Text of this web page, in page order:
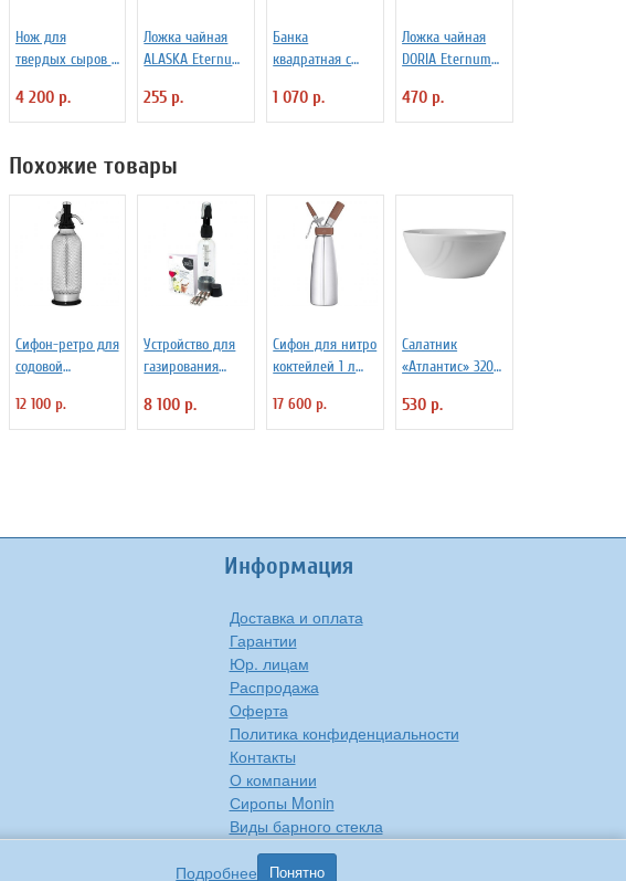
Подробнее Понятно
Нож для
твердых сыров и
см APS 4071012
4 200 р.
Ложка чайная
ALASKA Eternum
255 р.
Банка
квадратная с
замком Fido 3 л
Bormioli Rocco
1 070 р.
Ложка чайная
DORIA Eternum
470 р.
Похожие товары
Сифон-ретро для
содовой
л ISI 2120333
12 100 р.
Устройство для
газирования
баллончиков ISI
2010705
8 100 р.
Сифон для нитро
коктейлей 1 л
2120335
17 600 р.
Салатник
«Атлантис» 320
H=50 мм
G.Benedikt
530 р.
Информация
Доставка и оплата
Гарантии
Юр. лицам
Распродажа
Оферта
Политика конфиденциальности
Контакты
О компании
Сиропы Monin
Виды барного стекла
Рецепты вкусной еды